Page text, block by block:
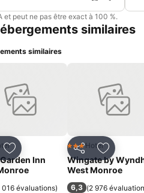
et peut ne pas être exact à 100 %.
similaires
similaires
Ajouter à mes favoris
Inn
016 évaluations)
PartagerAjouter
3 ÉtoilesHotel
Wingate by
West Monroe
6,3 (2 976